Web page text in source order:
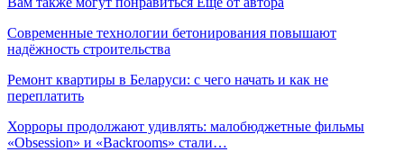
Современные технологии бетонирования повышают
надёжность строительства
Ремонт квартиры в Беларуси: с чего начать и как не
переплатить
Хорроры продолжают удивлять: малобюджетные фильмы
«Obsession» и «Backrooms» стали…